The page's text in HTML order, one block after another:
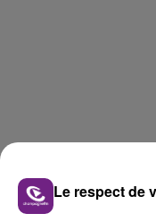
Le respect de